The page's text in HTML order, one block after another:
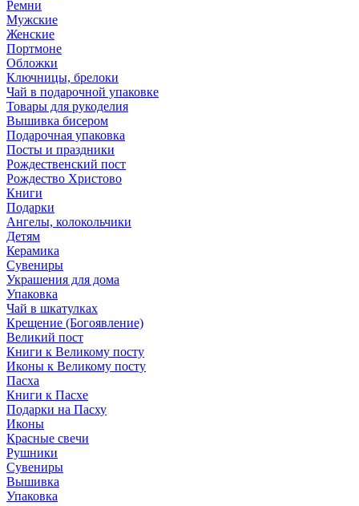
Ремни
Мужские
Женские
Портмоне
Обложки
Ключницы, брелоки
Чай в подарочной упаковке
Товары для рукоделия
Вышивка бисером
Подарочная упаковка
Посты и праздники
Рождественский пост
Рождество Христово
Книги
Подарки
Ангелы, колокольчики
Детям
Керамика
Сувениры
Украшения для дома
Упаковка
Чай в шкатулках
Крещение (Богоявление)
Великий пост
Книги к Великому посту
Иконы к Великому посту
Пасха
Книги к Пасхе
Подарки на Пасху
Иконы
Красные свечи
Рушники
Сувениры
Вышивка
Упаковка